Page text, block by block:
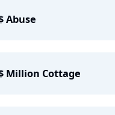
Abuse
Million Cottage